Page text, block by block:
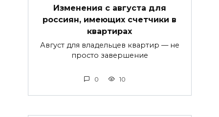
Изменения с августа для
россиян, имеющих счетчики в
квартирах
Август для владельцев квартир — не
просто завершение
0 10